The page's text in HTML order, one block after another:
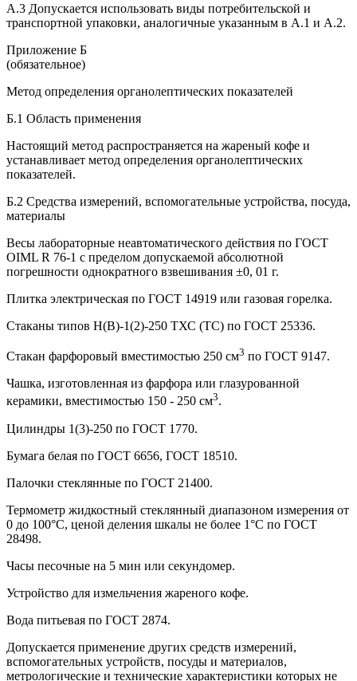
А.3 Допускается использовать виды потребительской и
транспортной упаковки, аналогичные указанным в А.1 и А.2.
Приложение Б
(обязательное)
Метод определения органолептических показателей
Б.1 Область применения
Настоящий метод распространяется на жареный кофе и
устанавливает метод определения органолептических
показателей.
Б.2 Средства измерений, вспомогательные устройства, посуда,
материалы
Весы лабораторные неавтоматического действия по ГОСТ
OIML R 76-1 с пределом допускаемой абсолютной
погрешности однократного взвешивания ±0, 01 г.
Плитка электрическая по ГОСТ 14919 или газовая горелка.
Стаканы типов Н(В)-1(2)-250 ТХС (ТС) по ГОСТ 25336.
Стакан фарфоровый вместимостью 250 см3 по ГОСТ 9147.
Чашка, изготовленная из фарфора или глазурованной
керамики, вместимостью 150 - 250 см3.
Цилиндры 1(3)-250 по ГОСТ 1770.
Бумага белая по ГОСТ 6656, ГОСТ 18510.
Палочки стеклянные по ГОСТ 21400.
Термометр жидкостный стеклянный диапазоном измерения от
0 до 100°С, ценой деления шкалы не более 1°С по ГОСТ
28498.
Часы песочные на 5 мин или секундомер.
Устройство для измельчения жареного кофе.
Вода питьевая по ГОСТ 2874.
Допускается применение других средств измерений,
вспомогательных устройств, посуды и материалов,
метрологические и технические характеристики которых не